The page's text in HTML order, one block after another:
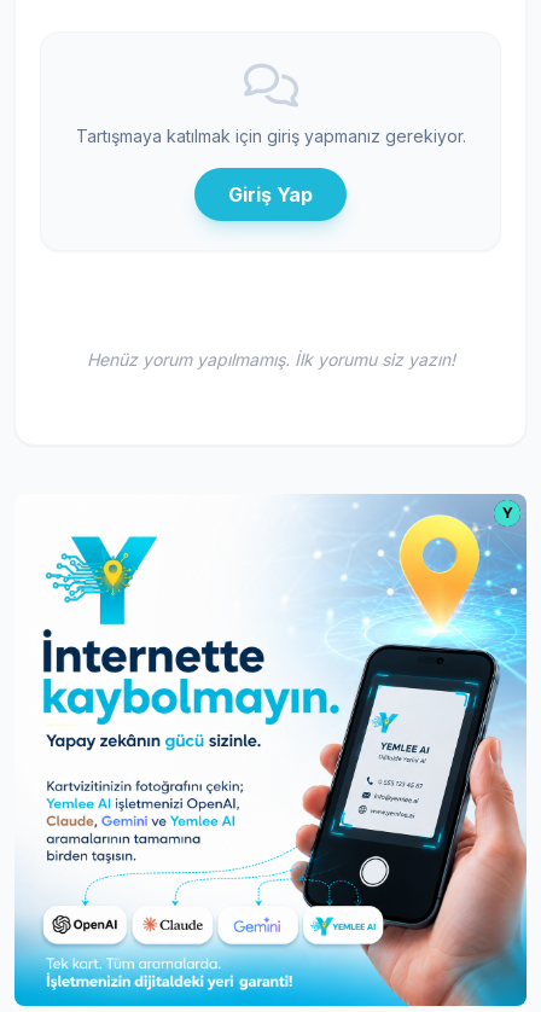
Tartışmaya katılmak için giriş yapmanız gerekiyor.
Giriş Yap
Henüz yorum yapılmamış. İlk yorumu siz yazın!